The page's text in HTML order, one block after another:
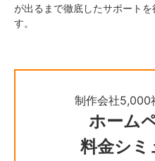
が出るまで徹底したサポート
す。
制作会社5,000
ホーム
料金シミ